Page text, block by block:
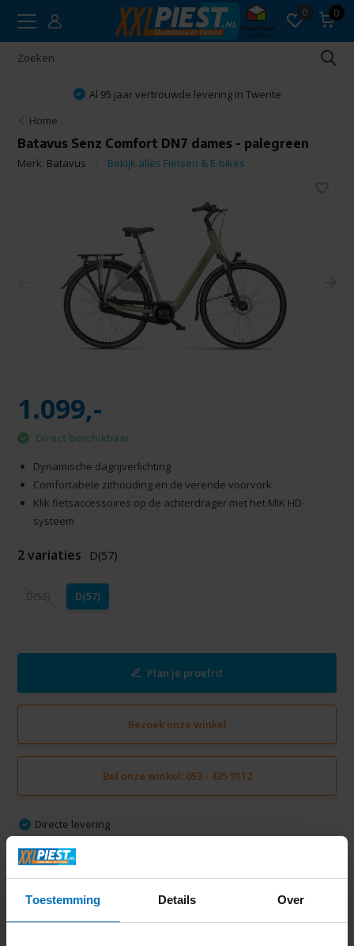
Toestemming Details Over
0 0
Al 95 jaar vertrouwde levering in Twente
Home
Batavus Senz Comfort DN7 dames - palegreen
Merk: Batavus Bekijk alles Fietsen & E-bikes
1.099,-
Direct beschikbaar
Dynamische dagrijverlichting
Comfortabele zithouding en de verende voorvork
Klik fietsaccessoires op de achterdrager met het MIK HD-
systeem
2 variaties D(57)
D(53) D(57)
Plan je proefrit
Bezoek onze winkel
Bel onze winkel: 053 - 435 9112
Directe levering
Gratis verzending vanaf € 50,-
Volledige thuisinstallatie mogelijk in Twente